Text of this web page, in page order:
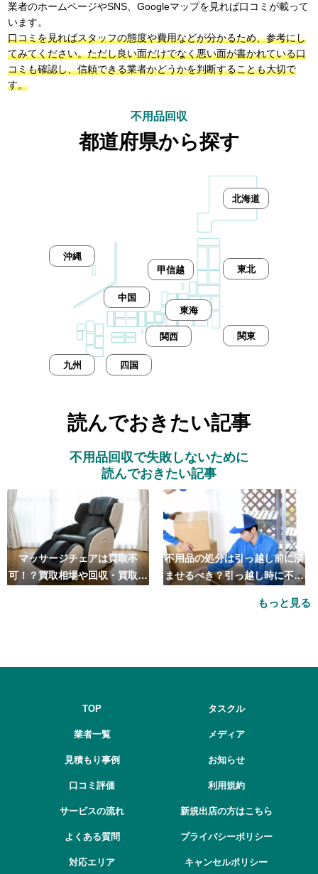
業者のホームページやSNS、Googleマップを見れば口コミが載って
います。
口コミを見ればスタッフの態度や費用などが分かるため、参考にし
てみてください。ただし良い面だけでなく悪い面が書かれている口
コミも確認し、信頼できる業者かどうかを判断することも大切で
す。
不用品回収
都道府県から探す
北海道
東北
甲信越
東海
関東
関西
中国
四国
九州
沖縄
読んでおきたい記事
不用品回収で失敗しないために
読んでおきたい記事
マッサージチェアは買取不
可！？買取相場や回収・買取の
不用品の処分は引っ越し前に済
ませるべき？引っ越し時に不用
もっと見る
TOP
業者一覧
見積もり事例
口コミ評価
サービスの流れ
よくある質問
対応エリア
タスクル
メディア
お知らせ
利用規約
新規出店の方はこちら
プライバシーポリシー
キャンセルポリシー